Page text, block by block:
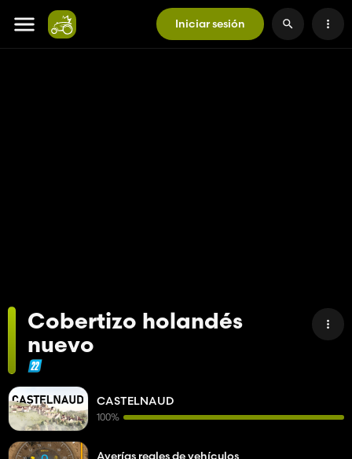
Iniciar sesión
Cobertizo holandés
nuevo
CASTELNAUD
100%
Averías reales de vehículos